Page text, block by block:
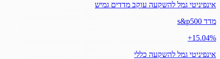
אינפיניטי גמל להשקעה עוקב מדדים גמיש
מדד s&p500
‎+15.04%
אינפיניטי גמל להשקעה כללי